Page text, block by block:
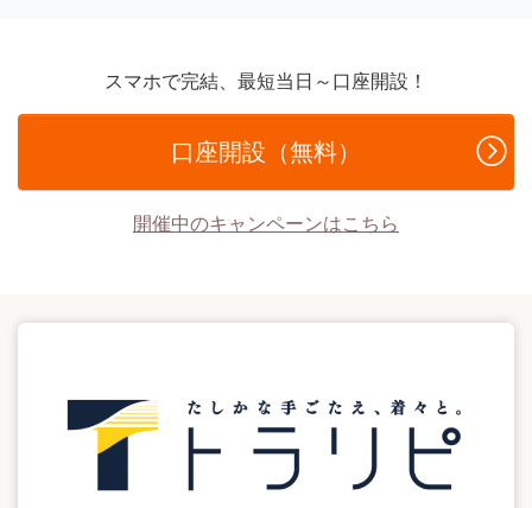
スマホで完結、最短当日～口座開設！
口座開設（無料）
開催中のキャンペーンはこちら